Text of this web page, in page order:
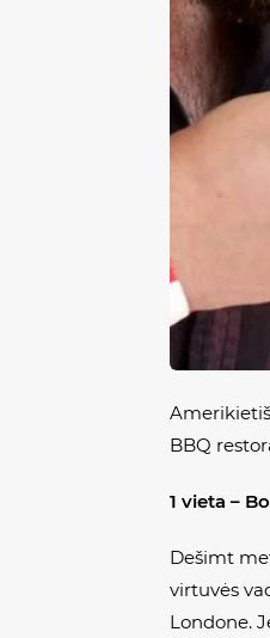
BBQ
1 vieta –
Dešimt
virtuvės
Londone.